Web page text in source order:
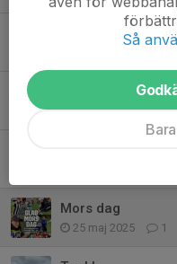
Västerdalacupen
Utbildningskväll
12 apr, 13:49 1
Mors dag
25 maj 2025 1
Så